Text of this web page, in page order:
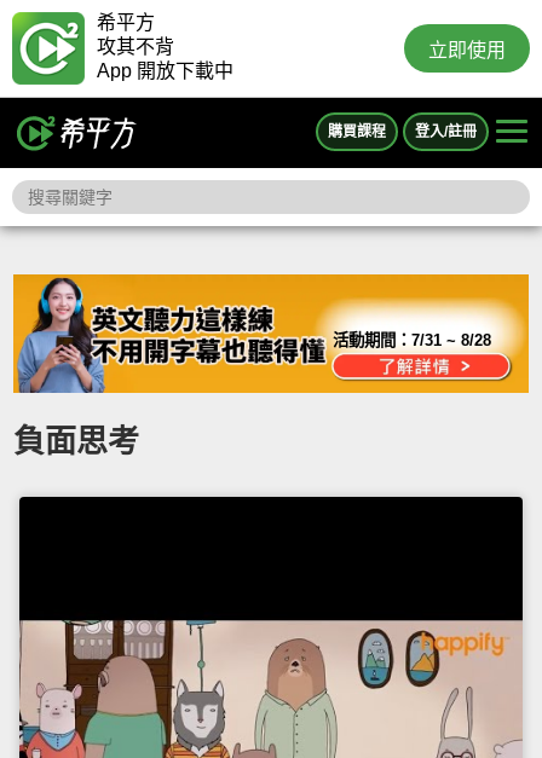
希平方
攻其不背
App 開放下載中
立即使用
購買課程 登入/註冊
活動期間：7/31 ~ 8/28
負面思考